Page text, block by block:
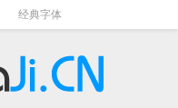
经典字体